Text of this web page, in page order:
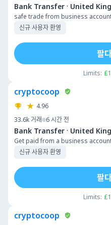
Bank Transfer · United
safe trade from business
신규 사용자 환영
Limits:
팔
cryptocoop
4.96
33.6k 거래 6 시간 전
Bank Transfer · United
Get paid from a business
신규 사용자 환영
Limits:
팔
cryptocoop